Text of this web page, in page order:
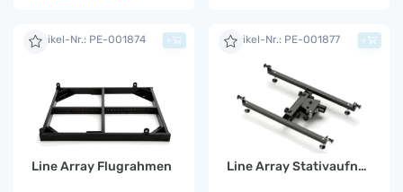
Artikel-Nr.: PE-001874
Line Array Flugrahmen
+ Artikel-Nr.: PE-001877
Line Array Stativaufnahme
+